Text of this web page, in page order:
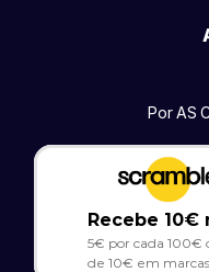
Por AS
Recebe 10€
5€ por cada 100€
de 10€ em